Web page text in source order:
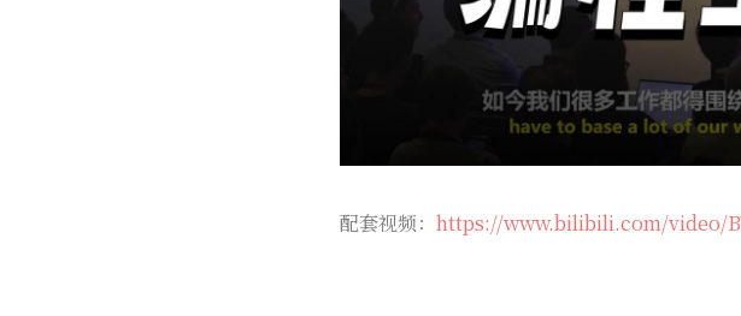
配套视频： https://www.bilibili.com/video/